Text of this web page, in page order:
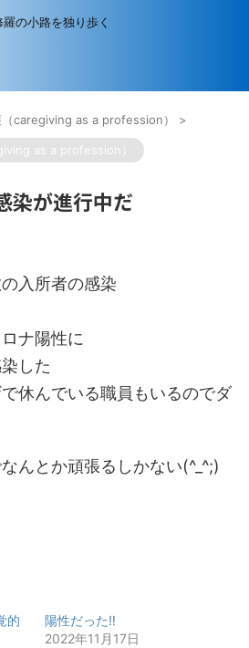
の小路を独り歩く
caregiving as a profession） >
as a profession）
染が進行中だ
入所者の感染
ナ陽性に
した
休んでいる職員もいるのでダ
んとか頑張るしかない(^_^;)
的
陽性だった‼️
2022年11月17日